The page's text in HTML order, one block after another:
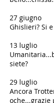
27 giugno
Ghislieri? Si
​13 luglio
siete?
​29 luglio
Ancora
oche...grazie